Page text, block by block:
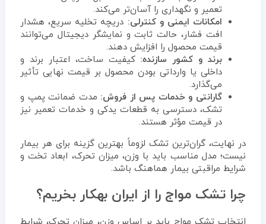
تعمیر و نگهداری را آسان‌تر می‌کند.
امکانات ایمنی و کنترلی: دریچه تخلیه سریع، هشدار
افت فشار، حالت ثابت و نمایشگر دیجیتال می‌توانند
قیمت محصول را افزایش دهند.
برند و کشور سازنده: کیفیت ساخت، اعتبار برند و
داخلی یا وارداتی بودن محصول بر قیمت نهایی تأثیر
می‌گذارد.
گارانتی و خدمات پس از فروش: مدت ضمانت پمپ و
تشک، دسترسی به قطعات یدکی و خدمات تعمیر نیز
در قیمت مؤثر هستند.
در نهایت، گران‌ترین تشک لزوماً بهترین گزینه برای هر بیمار
نیست؛ مدل مناسب باید با وزن، میزان تحرک، ابعاد تخت و
شرایط مراقبتی بیمار هماهنگ باشد.
چرا تشک مواج را از ایران بهکار بخریم؟